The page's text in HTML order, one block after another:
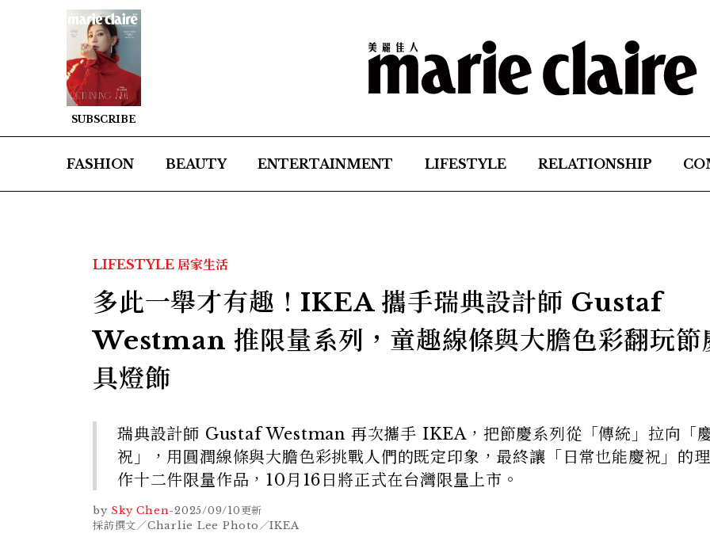
SUBSCRIBE
FASHION BEAUTY ENTERTAINMENT LIFESTYLE RELATIONSHIP
LIFESTYLE 居家生活
多此一舉才有趣！IKEA 攜手瑞典設計師 Gustaf
Westman 推限量系列，童趣線條與大膽色彩翻玩節
具燈飾
瑞典設計師 Gustaf Westman 再次攜手 IKEA，把節慶系列從「傳統」拉向「
祝」，用圓潤線條與大膽色彩挑戰人們的既定印象，最終讓「日常也能慶祝」的
作十二件限量作品，10月16日將正式在台灣限量上市。
by Sky Chen-2025/09/10更新
採訪撰文／Charlie Lee Photo／IKEA